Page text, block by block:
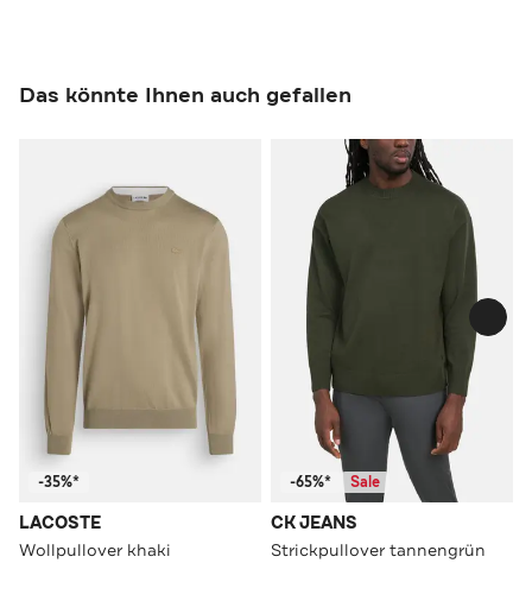
Das könnte Ihnen auch gefallen
-35%*
LACOSTE
Wollpullover khaki
-65%* Sale
CK JEANS
Strickpullover tannengrün